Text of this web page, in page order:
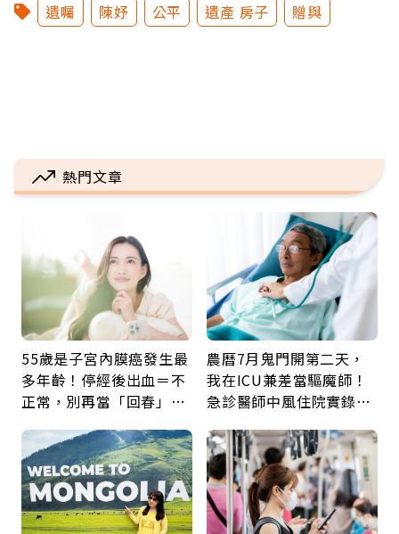
遺囑 陳妤 公平 遺產 房子 贈與
熱門文章
55歲是子宮內膜癌發生最
多年齡！停經後出血＝不
正常，別再當「回春」…
癒率達9成5
農曆7月鬼門開第二天，
我在ICU兼差當驅魔師！
急診醫師中風住院實錄：